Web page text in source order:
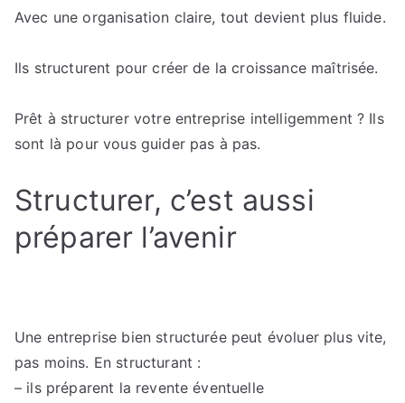
Avec une organisation claire, tout devient plus fluide.
Ils structurent pour créer de la croissance maîtrisée.
Prêt à structurer votre entreprise intelligemment ? Ils
sont là pour vous guider pas à pas.
Structurer, c’est aussi
préparer l’avenir
Une entreprise bien structurée peut évoluer plus vite,
pas moins. En structurant :
– ils préparent la revente éventuelle